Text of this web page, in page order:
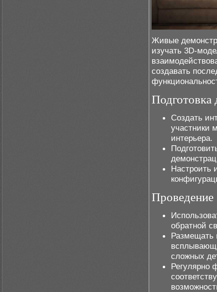
Живые
изучать 3D-
создавать
Подготовка
Создать
участники
интерьера.
Настроить
Проведение
обратной
Размещать
сложных
Регулярно